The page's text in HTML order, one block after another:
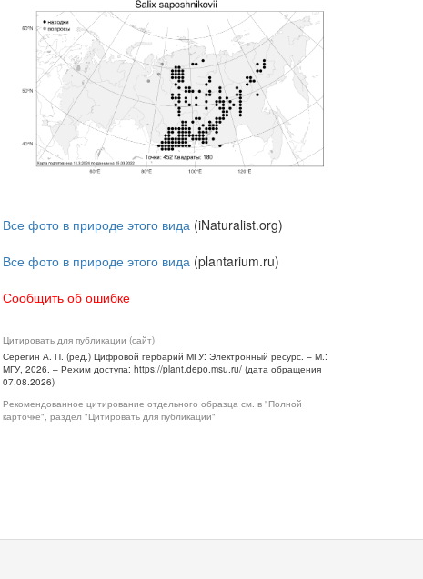
Все фото в природе этого вида (iNaturalist.org)
Все фото в природе этого вида (plantarium.ru)
Сообщить об ошибке
Цитировать для публикации (сайт)
Серегин А. П. (ред.) Цифровой гербарий МГУ: Электронный ресурс. – М.:
МГУ, 2026. – Режим доступа: https://plant.depo.msu.ru/ (дата обращения
07.08.2026)
Рекомендованное цитирование отдельного образца см. в "Полной
карточке", раздел "Цитировать для публикации"